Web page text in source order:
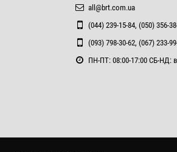
all@brt.com.ua
(044) 239-15-84, (050) 356-
(093) 798-30-62, (067) 233-
ПН-ПТ: 08:00-17:00 СБ-НД: